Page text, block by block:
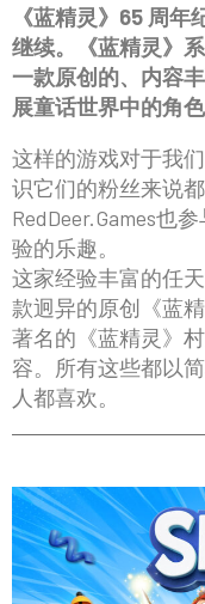
《蓝精灵》65 周
继续。《蓝精灵》
一款原创的、内容
展童话世界中的角色
这样的游戏对于我
识它们的粉丝来说
RedDeer.Games也
验的乐趣。
这家经验丰富的任
款迥异的原创《蓝
著名的《蓝精灵》
容。所有这些都以
人都喜欢。